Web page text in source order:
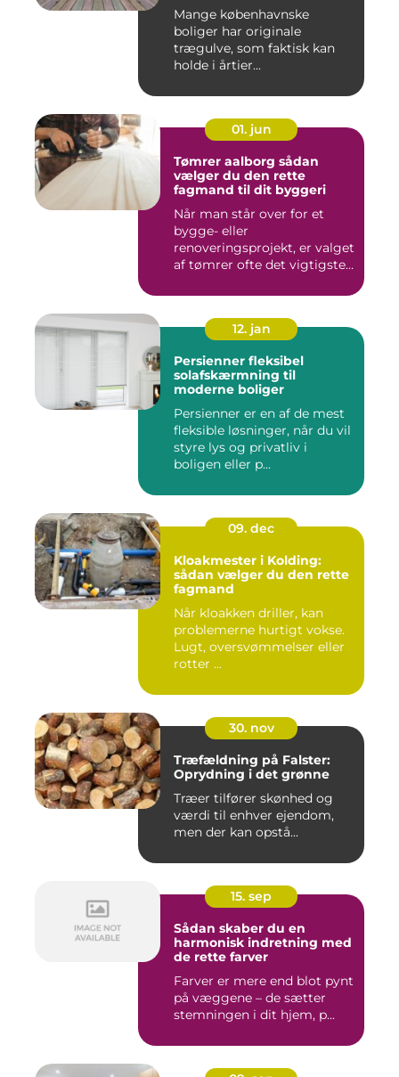
Mange københavnske
boliger har originale
trægulve, som faktisk kan
holde i årtier...
01. jun
Tømrer aalborg sådan
vælger du den rette
fagmand til dit byggeri
Når man står over for et
bygge- eller
renoveringsprojekt, er valget
af tømrer ofte det vigtigste
12. jan
Persienner fleksibel
solafskærmning til
moderne boliger
Persienner er en af de mest
fleksible løsninger, når du vil
styre lys og privatliv i
boligen eller p...
09. dec
Kloakmester i Kolding:
sådan vælger du den rette
fagmand
Når kloakken driller, kan
problemerne hurtigt vokse.
Lugt, oversvømmelser eller
rotter ...
30. nov
Træfældning på Falster:
Oprydning i det grønne
Træer tilfører skønhed og
værdi til enhver ejendom,
men der kan opstå...
15. sep
Sådan skaber du en
harmonisk indretning med
de rette farver
Farver er mere end blot pynt
på væggene – de sætter
stemningen i dit hjem, p...